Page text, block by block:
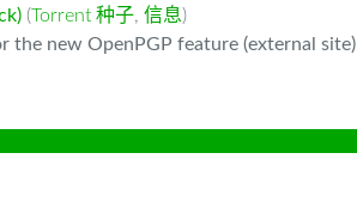
(Torrent 种子, 信息)
the new OpenPGP feature (external site)